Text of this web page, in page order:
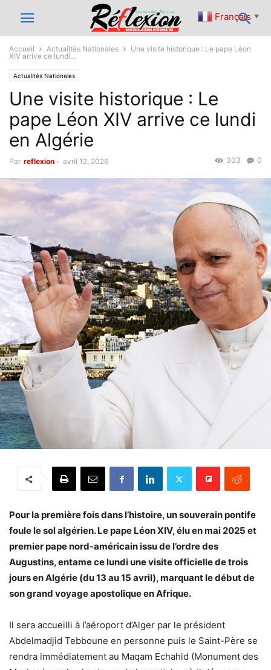
Accueil Actualités Nationales
Une visite historique : Le pape Léon
XIV arrive ce lundi...
Actualités Nationales
Une visite historique : Le
pape Léon XIV arrive ce lundi
en Algérie
Par reflexion - avril 12, 2026 0
303
Pour la première fois dans l’histoire, un souverain pontife
foule le sol algérien. Le pape Léon XIV, élu en mai 2025 et
premier pape nord-américain issu de l’ordre des
Augustins, entame ce lundi une visite officielle de trois
jours en Algérie (du 13 au 15 avril), marquant le début de
son grand voyage apostolique en Afrique.
Il sera accueilli à l’aéroport d’Alger par le président
Abdelmadjid Tebboune en personne puis le Saint-Père se
rendra immédiatement au Maqam Echahid (Monument des
Français ▼